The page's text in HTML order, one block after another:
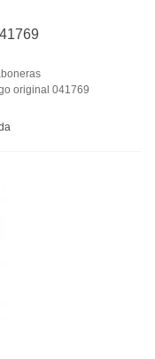
original 041769